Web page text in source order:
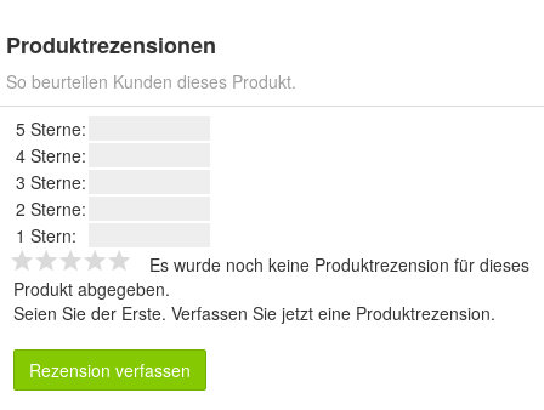
Produktrezensionen
So beurteilen Kunden dieses Produkt.
5 Sterne:
4 Sterne:
3 Sterne:
2 Sterne:
1 Stern:
Es wurde noch keine Produktrezension für dieses
Produkt abgegeben.
Seien Sie der Erste. Verfassen Sie jetzt eine Produktrezension.
Rezension verfassen